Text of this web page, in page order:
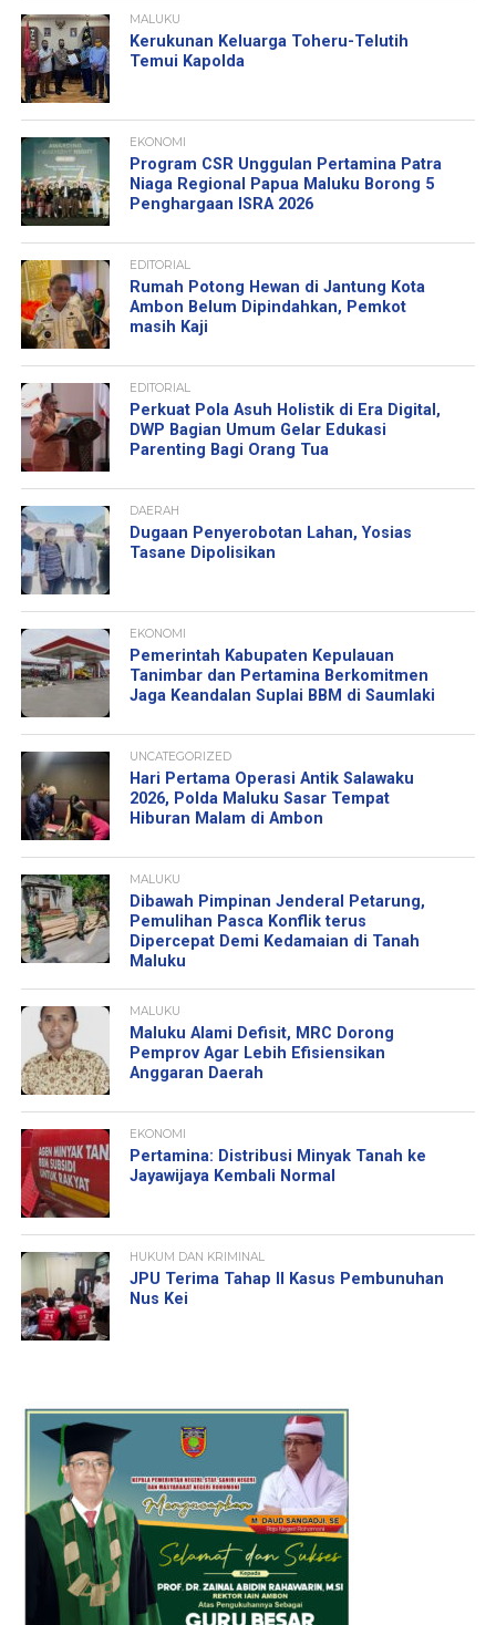
MALUKU
Kerukunan Keluarga Toheru-Telutih
Temui Kapolda
EKONOMI
Program CSR Unggulan Pertamina Patra
Niaga Regional Papua Maluku Borong 5
Penghargaan ISRA 2026
EDITORIAL
Rumah Potong Hewan di Jantung Kota
Ambon Belum Dipindahkan, Pemkot
masih Kaji
EDITORIAL
Perkuat Pola Asuh Holistik di Era Digital,
DWP Bagian Umum Gelar Edukasi
Parenting Bagi Orang Tua
DAERAH
Dugaan Penyerobotan Lahan, Yosias
Tasane Dipolisikan
EKONOMI
Pemerintah Kabupaten Kepulauan
Tanimbar dan Pertamina Berkomitmen
Jaga Keandalan Suplai BBM di Saumlaki
UNCATEGORIZED
Hari Pertama Operasi Antik Salawaku
2026, Polda Maluku Sasar Tempat
Hiburan Malam di Ambon
MALUKU
Dibawah Pimpinan Jenderal Petarung,
Pemulihan Pasca Konflik terus
Dipercepat Demi Kedamaian di Tanah
Maluku
MALUKU
Maluku Alami Defisit, MRC Dorong
Pemprov Agar Lebih Efisiensikan
Anggaran Daerah
EKONOMI
Pertamina: Distribusi Minyak Tanah ke
Jayawijaya Kembali Normal
HUKUM DAN KRIMINAL
JPU Terima Tahap II Kasus Pembunuhan
Nus Kei